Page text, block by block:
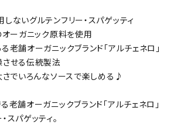
ないグルテンフリー・スパゲッティ
ーガニック原料を使用
舗オーガニックブランド「アルチェネロ」
せる伝統製法
でいろんなソースで楽しめる♪
舗オーガニックブランド「アルチェネロ」
スパゲッティ。